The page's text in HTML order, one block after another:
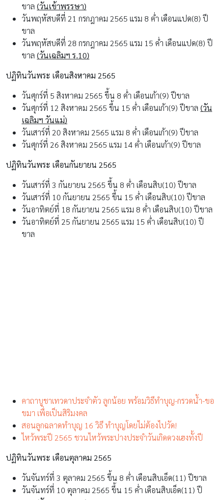
ขาล (วันเข้าพรรษา)
วันพฤหัสบดีที่ 21 กรกฎาคม 2565 แรม 8 ค่ำ เดือนแปด(8) ปี
ขาล
วันพฤหัสบดีที่ 28 กรกฎาคม 2565 แรม 15 ค่ำ เดือนแปด(8) ปี
ขาล (วันเฉลิมฯ ร.10)
ปฏิทินวันพระ เดือนสิงหาคม 2565
วันศุกร์ที่ 5 สิงหาคม 2565 ขึ้น 8 ค่ำ เดือนเก้า(9) ปีขาล
วันศุกร์ที่ 12 สิงหาคม 2565 ขึ้น 15 ค่ำ เดือนเก้า(9) ปีขาล (วัน
เฉลิมฯ วันแม่)
วันเสาร์ที่ 20 สิงหาคม 2565 แรม 8 ค่ำ เดือนเก้า(9) ปีขาล
วันศุกร์ที่ 26 สิงหาคม 2565 แรม 14 ค่ำ เดือนเก้า(9) ปีขาล
ปฏิทินวันพระ เดือนกันยายน 2565
วันเสาร์ที่ 3 กันยายน 2565 ขึ้น 8 ค่ำ เดือนสิบ(10) ปีขาล
วันเสาร์ที่ 10 กันยายน 2565 ขึ้น 15 ค่ำ เดือนสิบ(10) ปีขาล
วันอาทิตย์ที่ 18 กันยายน 2565 แรม 8 ค่ำ เดือนสิบ(10) ปีขาล
วันอาทิตย์ที่ 25 กันยายน 2565 แรม 15 ค่ำ เดือนสิบ(10) ปี
ขาล
คาถาบูชาเทวดาประจำตัว ลูกน้อย พร้อมวิธีทำบุญ-กรวดน้ำ-ขอ
ขมา เพื่อเป็นสิริมงคล
สอนลูกฉลาดทำบุญ 16 วิธี ทำบุญโดยไม่ต้องไปวัด!
ไหว้พระปี 2565 ชวนไหว้พระปางประจำวันเกิดดวงเฮงทั้งปี
ปฏิทินวันพระ เดือนตุลาคม 2565
วันจันทร์ที่ 3 ตุลาคม 2565 ขึ้น 8 ค่ำ เดือนสิบเอ็ด(11) ปีขาล
วันจันทร์ที่ 10 ตุลาคม 2565 ขึ้น 15 ค่ำ เดือนสิบเอ็ด(11) ปี